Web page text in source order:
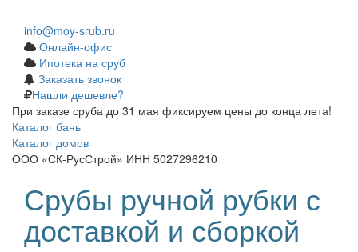
info@moy-srub.ru
Онлайн-офис
Ипотека на сруб
Заказать звонок
Нашли дешевле?
При заказе сруба до 31 мая фиксируем цены до конца лета!
Каталог бань
Каталог домов
ООО «СК-РусСтрой» ИНН 5027296210
Срубы ручной рубки с
доставкой и сборкой